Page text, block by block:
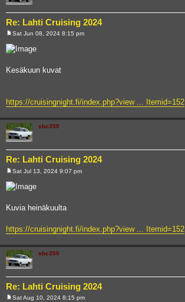
Re: Lahti Cruising 2024
o
s
Sat Jun 08, 2024 8:15 pm
Kesäkuun kuvat
https://cruisingnight.fi/index.php?view ... Itemid=152
sbc350
Re: Lahti Cruising 2024
o
s
Sat Jul 13, 2024 9:07 pm
Kuvia heinäkuulta
https://cruisingnight.fi/index.php?view ... Itemid=152
sbc350
Re: Lahti Cruising 2024
Sat Aug 10, 2024 8:15 pm